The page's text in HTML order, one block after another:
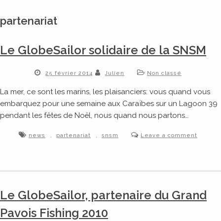
partenariat
Le GlobeSailor solidaire de la SNSM
25 février 2014 Julien Non classé
La mer, ce sont les marins, les plaisanciers: vous quand vous
embarquez pour une semaine aux Caraïbes sur un Lagoon 39
pendant les fêtes de Noël, nous quand nous partons…
news partenariat snsm Leave a comment
Le GlobeSailor, partenaire du Grand
Pavois Fishing 2010